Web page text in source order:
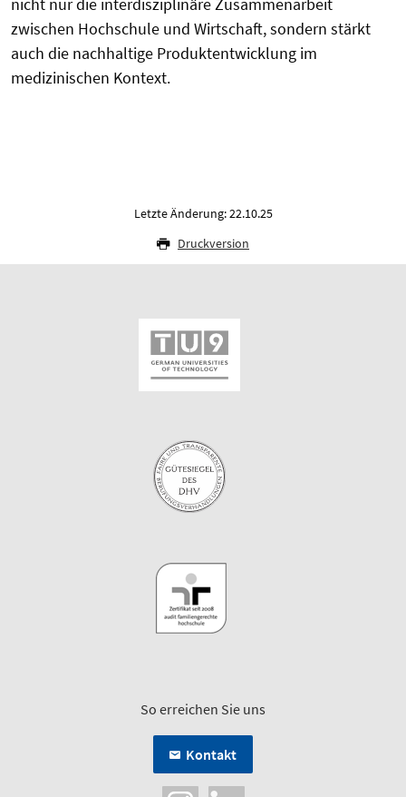
zwischen Hochschule und Wirtschaft, sondern stärkt
auch die nachhaltige Produktentwicklung im
medizinischen Kontext.
Letzte Änderung: 22.10.25
Druckversion
So erreichen Sie uns
Kontakt